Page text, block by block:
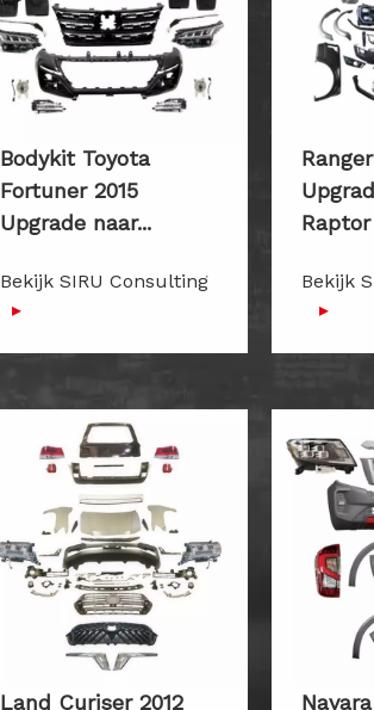
Bodykit Toyota
Fortuner 2015
Upgrade naar...
Bekijk SIRU Consulting
▸
Raptor
Bekijk
▸
Land Curiser 2012